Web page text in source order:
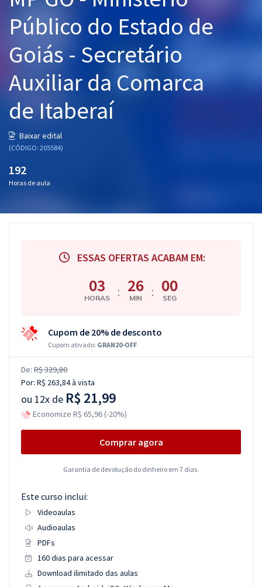
Graduação
Mentorias
Questões grátis
Conteúdo gratuito
Blog
Público do Estado de
Goiás - Secretário
Auxiliar da Comarca
de Itaberaí
Baixar edital
(CÓDIGO: 205584)
192
Horas de aula
ESSAS OFERTAS ACABAM EM:
03
HORAS : 25
MIN : 59
SEG
Cupom de 20% de desconto
Cupom ativado: GRAN20-OFF
De: R$ 329,80
Por: R$ 263,84à vista
ou 12x de R$ 21,99
Economize R$ 65,96 (-20%)
Comprar agora
Garantia de devolução do dinheiro em 7 dias.
Este curso inclui:
Videoaulas
Audioaulas
PDFs
160 dias para acessar
Download ilimitado das aulas